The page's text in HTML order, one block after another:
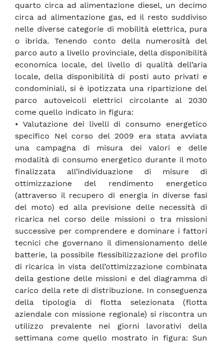
quarto circa ad alimentazione diesel, un decimo
circa ad alimentazione gas, ed il resto suddiviso
nelle diverse categorie di mobilità elettrica, pura
o ibrida. Tenendo conto della numerosità del
parco auto a livello provinciale, della disponibilità
economica locale, del livello di qualità dell’aria
locale, della disponibilità di posti auto privati e
condominiali, si è ipotizzata una ripartizione del
parco autoveicoli elettrici circolante al 2030
come quello indicato in figura:
• Valutazione dei livelli di consumo energetico
specifico Nel corso del 2009 era stata avviata
una campagna di misura dei valori e delle
modalità di consumo energetico durante il moto
finalizzata all’individuazione di misure di
ottimizzazione del rendimento energetico
(attraverso il recupero di energia in diverse fasi
del moto) ed alla previsione delle necessità di
ricarica nel corso delle missioni o tra missioni
successive per comprendere e dominare i fattori
tecnici che governano il dimensionamento delle
batterie, la possibile flessibilizzazione del profilo
di ricarica in vista dell’ottimizzazione combinata
della gestione delle missioni e del diagramma di
carico della rete di distribuzione. In conseguenza
della tipologia di flotta selezionata (flotta
aziendale con missione regionale) si riscontra un
utilizzo prevalente nei giorni lavorativi della
settimana come quello mostrato in figura: Sun